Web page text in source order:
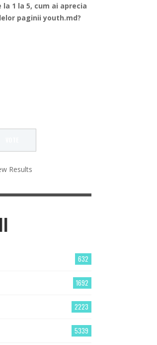
la 1 la 5, cum ai aprecia
paginii youth.md?
Results
632
1692
2223
5339